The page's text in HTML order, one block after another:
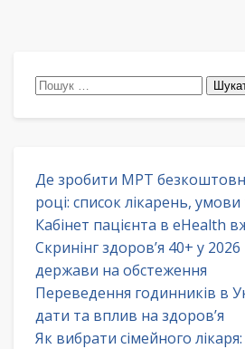
Пошук:
Де зробити МРТ
році: список лікарень,
Кабінет пацієнта в eHealth
Скринінг здоров’я 40+ у 2026
держави на обстеження
Переведення годинників в
дати та вплив на здоров’я
Як вибрати сімейного